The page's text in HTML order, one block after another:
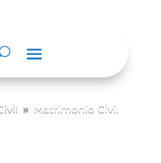
9 Matrimonio Civil